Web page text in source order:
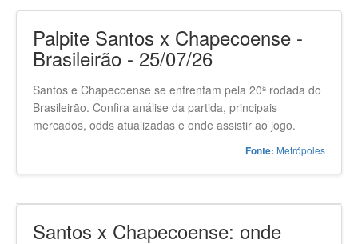
Palpite Santos x Chapecoense -
Brasileirão - 25/07/26
Santos e Chapecoense se enfrentam pela 20ª rodada do
Brasileirão. Confira análise da partida, principais
mercados, odds atualizadas e onde assistir ao jogo.
Fonte: Metrópoles
Santos x Chapecoense: onde